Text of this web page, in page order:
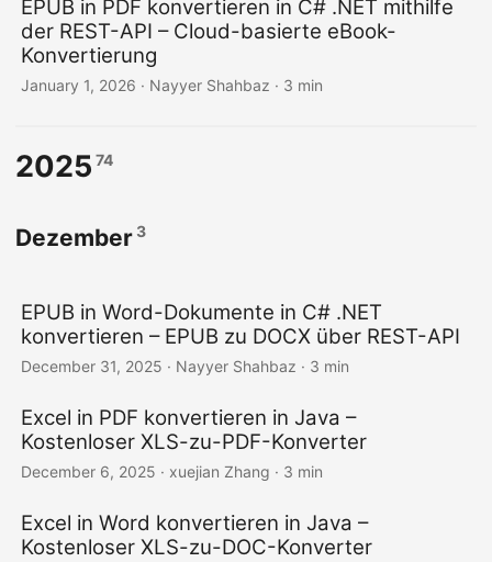
EPUB in PDF konvertieren in C# .NET mithilfe
der REST-API – Cloud-basierte eBook-
Konvertierung
January 1, 2026 · Nayyer Shahbaz · 3 min
2025 74
Dezember 3
EPUB in Word-Dokumente in C# .NET
konvertieren – EPUB zu DOCX über REST-API
December 31, 2025 · Nayyer Shahbaz · 3 min
Excel in PDF konvertieren in Java –
Kostenloser XLS-zu-PDF-Konverter
December 6, 2025 · xuejian Zhang · 3 min
Excel in Word konvertieren in Java –
Kostenloser XLS-zu-DOC-Konverter